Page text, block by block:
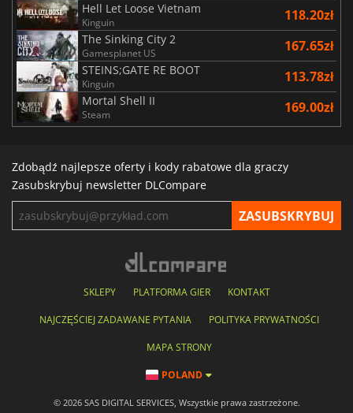
Hell Let Loose Vietnam
Kinguin 118.20zł
The Sinking City 2
Gamesplanet US 167.65zł
STEINS;GATE RE BOOT
Kinguin 113.78zł
Mortal Shell II
Steam 169.00zł
Zdobądź najlepsze oferty i kody rabatowe dla graczy
Zasubskrybuj newsletter DLCompare
SKLEPY PLATFORMA GIER KONTAKT
NAJCZĘŚCIEJ ZADAWANE PYTANIA POLITYKA PRYWATNOŚCI
MAPA STRONY
POLAND
© 2026 SAS DIGITAL SERVICES, Wszystkie prawa zastrzeżone.